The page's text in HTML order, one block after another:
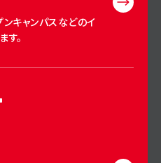
キャンパスなどのイ
。